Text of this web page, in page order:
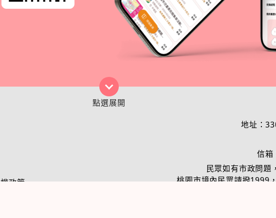
政策
地址：
信
民眾如有市政問題
桃園市境內民眾請撥1999